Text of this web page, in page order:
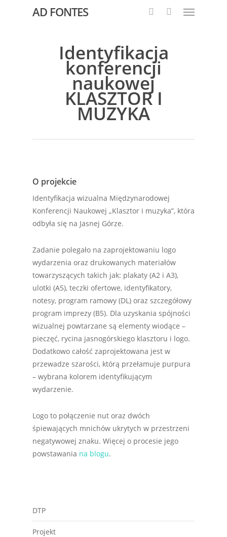
AD FONTES
Identyfikacja
konferencji
naukowej
KLASZTOR I
MUZYKA
O projekcie
Identyfikacja wizualna Międzynarodowej
Konferencji Naukowej „Klasztor i muzyka”, która
odbyła się na Jasnej Górze.
Zadanie polegało na zaprojektowaniu logo
wydarzenia oraz drukowanych materiałów
towarzyszących takich jak: plakaty (A2 i A3),
ulotki (A5), teczki ofertowe, identyfikatory,
notesy, program ramowy (DL) oraz szczegółowy
program imprezy (B5). Dla uzyskania spójności
wizualnej powtarzane są elementy wiodące –
pieczęć, rycina jasnogórskiego klasztoru i logo.
Dodatkowo całość zaprojektowana jest w
przewadze szarości, którą przełamuje purpura
– wybrana kolorem identyfikującym
wydarzenie.
Logo to połączenie nut oraz dwóch
śpiewających mnichów ukrytych w przestrzeni
negatywowej znaku. Więcej o procesie jego
powstawania na blogu.
DTP
Projekt